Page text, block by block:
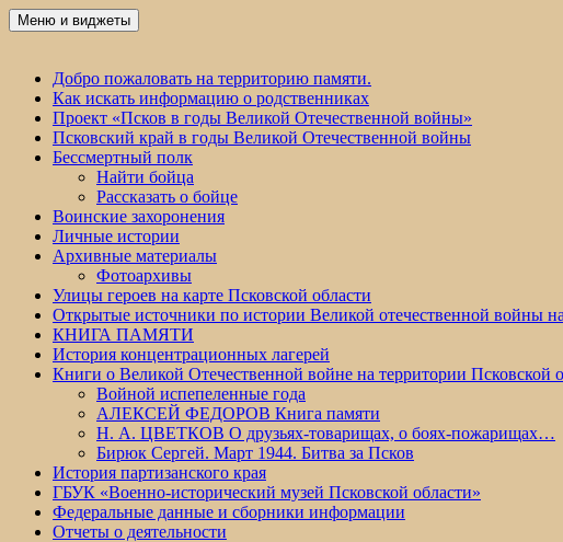
Перейти
к
Победа 60
Меню и виджеты
Добро пожаловать на территорию памяти.
Как искать информацию о родственниках
Проект «Псков в годы Великой Отечественной войны»
Псковский край в годы Великой Отечественной войны
Бессмертный полк
Найти бойца
Рассказать о бойце
Воинские захоронения
Личные истории
Архивные материалы
Фотоархивы
Улицы героев на карте Псковской области
Открытые источники по истории Великой отечественной войны
КНИГА ПАМЯТИ
История концентрационных лагерей
Книги о Великой Отечественной войне на территории Псковской
Войной испепеленные года
АЛЕКСЕЙ ФЕДОРОВ Книга памяти
Н. А. ЦВЕТКОВ О друзьях-товарищах, о боях-пожарищах…
Бирюк Сергей. Март 1944. Битва за Псков
История партизанского края
ГБУК «Военно-исторический музей Псковской области»
Федеральные данные и сборники информации
Отчеты о деятельности